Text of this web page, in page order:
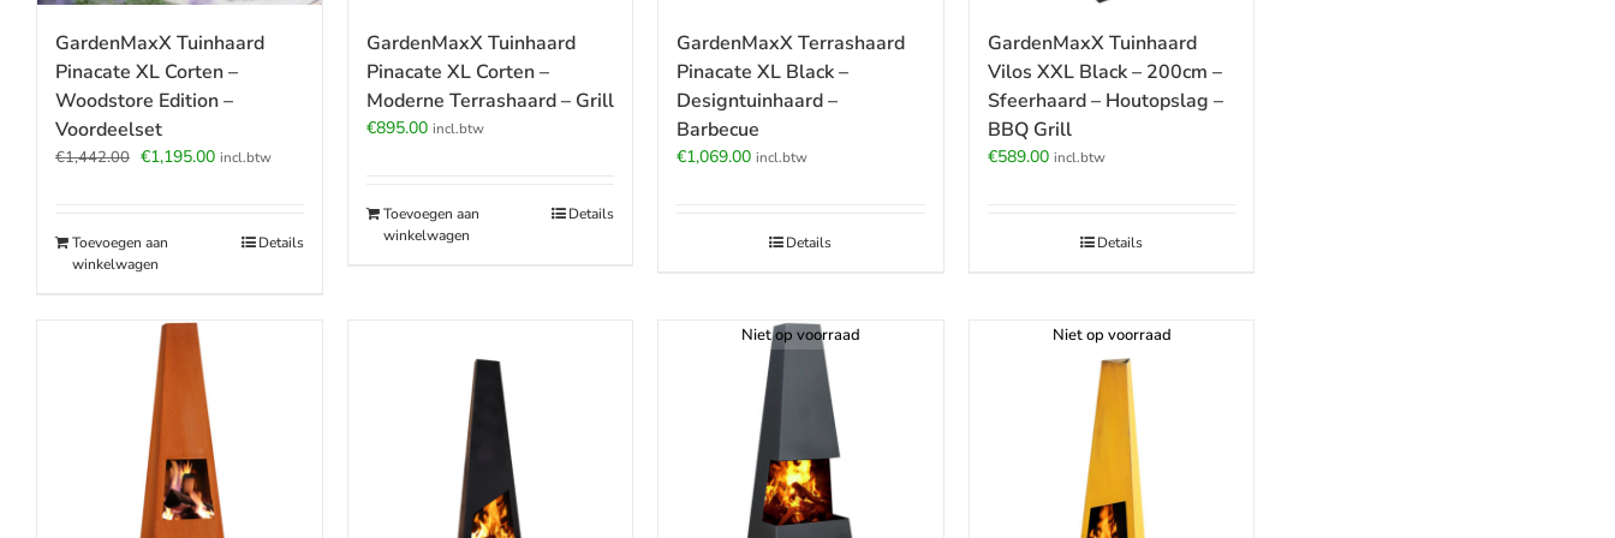
GardenMaxX Tuinhaard
Pinacate XL Corten –
Woodstore Edition –
Voordeelset
€1,442.00 Oorspronkelijke
€1,195.00Huidige
€1,195.00.
incl.btw
Toevoegen aan
winkelwagen
Details
GardenMaxX Tuinhaard
Pinacate XL Corten –
Moderne Terrashaard – Grill
€895.00 incl.btw
Toevoegen aan
winkelwagen
Details
GardenMaxX Terrashaard
Pinacate XL Black –
Designtuinhaard –
Barbecue
€1,069.00 incl.btw
Details
GardenMaxX Tuinhaard
Vilos XXL Black – 200cm –
Sfeerhaard – Houtopslag –
BBQ Grill
€589.00 incl.btw
Details
Niet op voorraad Niet op voorraad